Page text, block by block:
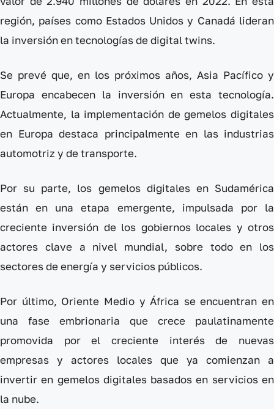
región, países como Estados Unidos y Canadá lideran
la inversión en tecnologías de digital twins.
Se prevé que, en los próximos años, Asia Pacífico y
Europa encabecen la inversión en esta tecnología.
Actualmente, la implementación de gemelos digitales
en Europa destaca principalmente en las industrias
automotriz y de transporte.
Por su parte, los gemelos digitales en Sudamérica
están en una etapa emergente, impulsada por la
creciente inversión de los gobiernos locales y otros
actores clave a nivel mundial, sobre todo en los
sectores de energía y servicios públicos.
Por último, Oriente Medio y África se encuentran en
una fase embrionaria que crece paulatinamente
promovida por el creciente interés de nuevas
empresas y actores locales que ya comienzan a
invertir en gemelos digitales basados en servicios en
la nube.